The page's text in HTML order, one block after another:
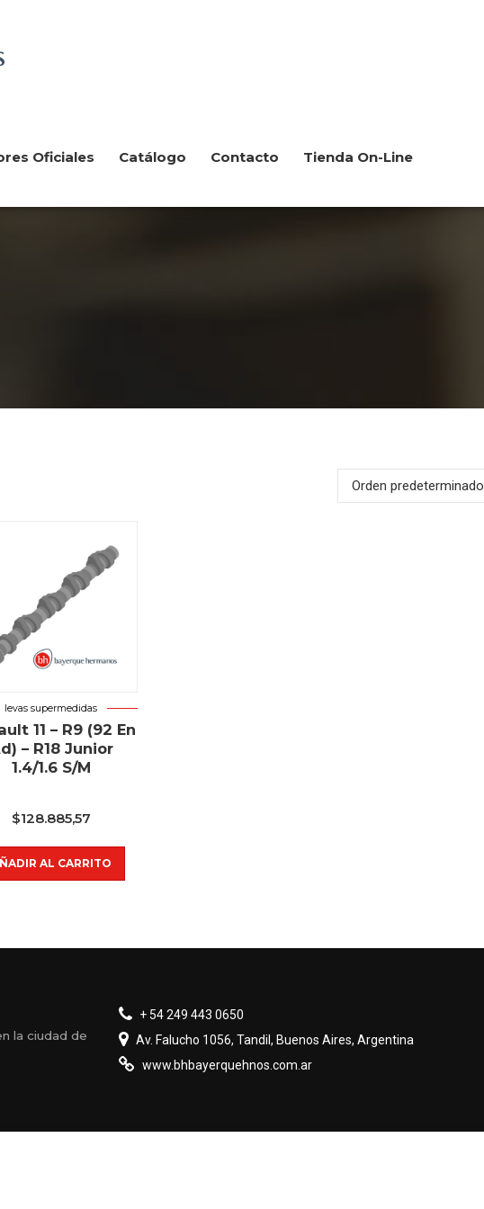
Oficiales Catálogo Contacto Tienda On-Line
Orden predeterminado
levas supermedidas
11 – R9 (92 En
– R18 Junior
1.4/1.6 S/M
$128.885,57
AL CARRITO
la ciudad de
+ 54 249 443 0650
Av. Falucho 1056, Tandil, Buenos Aires, Argentina
www.bhbayerquehnos.com.ar